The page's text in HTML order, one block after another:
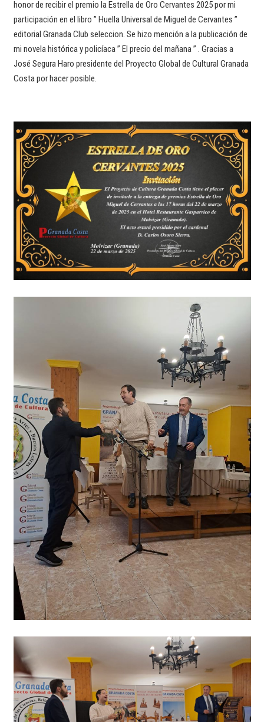
honor de recibir el premio la Estrella de Oro Cervantes 2025 por mi
participación en el libro ” Huella Universal de Miguel de Cervantes ”
editorial Granada Club seleccion. Se hizo mención a la publicación de
mi novela histórica y policíaca ” El precio del mañana ” . Gracias a
José Segura Haro presidente del Proyecto Global de Cultural Granada
Costa por hacer posible.